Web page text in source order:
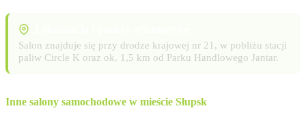
Salon znajduje się przy drodze krajowej nr 21, w pobliżu stacji
paliw Circle K oraz ok. 1,5 km od Parku Handlowego Jantar.
Inne salony samochodowe w mieście Słupsk